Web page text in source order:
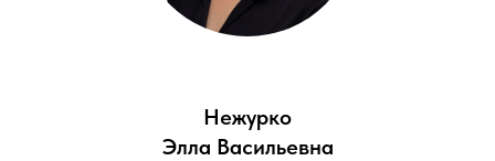
Нежурко
Элла Васильевна